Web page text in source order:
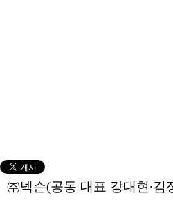
㈜넥슨(공동 대표 강대현∙김